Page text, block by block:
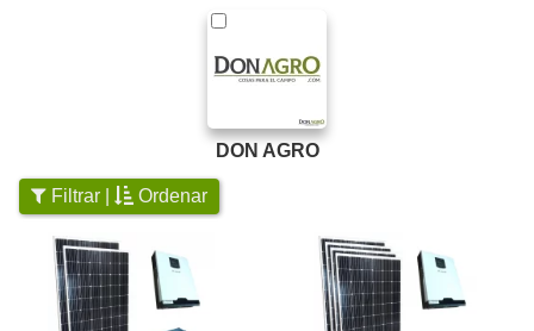
DON AGRO
Filtrar | Ordenar